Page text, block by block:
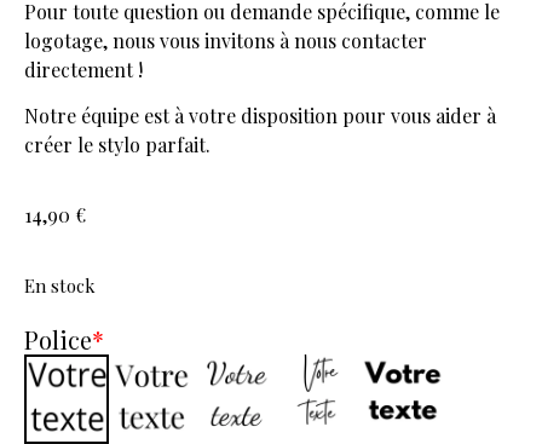
Pour toute question ou demande spécifique, comme le
logotage, nous vous invitons à nous contacter
directement !
Notre équipe est à votre disposition pour vous aider à
créer le stylo parfait.
14,90 €
En stock
*
Police